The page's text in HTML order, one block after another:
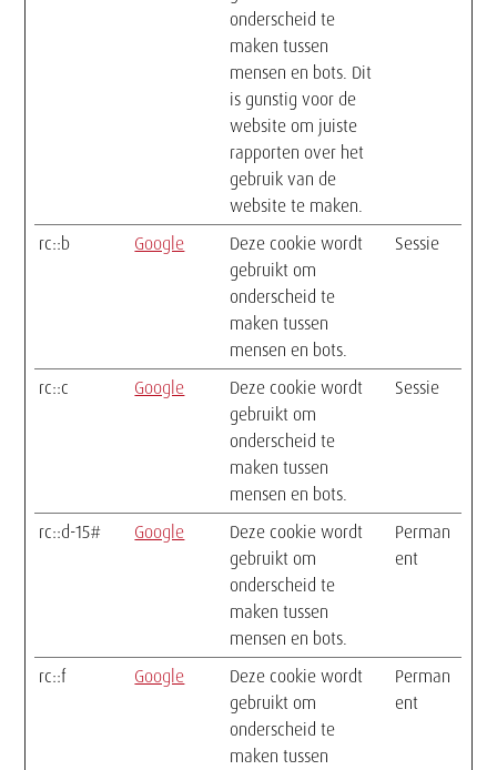
onderscheid te
maken tussen
mensen en bots. Dit
is gunstig voor de
website om juiste
rapporten over het
gebruik van de
website te maken.
rc::b Google
Deze cookie wordt
gebruikt om
onderscheid te
maken tussen
mensen en bots.
Sessie
rc::c Google
Deze cookie wordt
gebruikt om
onderscheid te
maken tussen
mensen en bots.
Sessie
rc::d-15# Google
Deze cookie wordt
gebruikt om
onderscheid te
maken tussen
mensen en bots.
Perman
ent
rc::f Google
Deze cookie wordt
gebruikt om
onderscheid te
maken tussen
Perman
ent